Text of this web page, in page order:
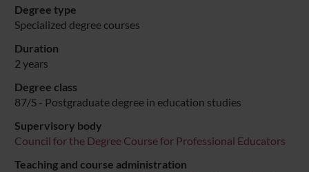
Degree type
Specialized degree courses
Duration
2 years
Degree class
87/S - Postgraduate degree in education studies
Supervisory body
Council for the Degree Course for Professional Educators
Teaching and course administration